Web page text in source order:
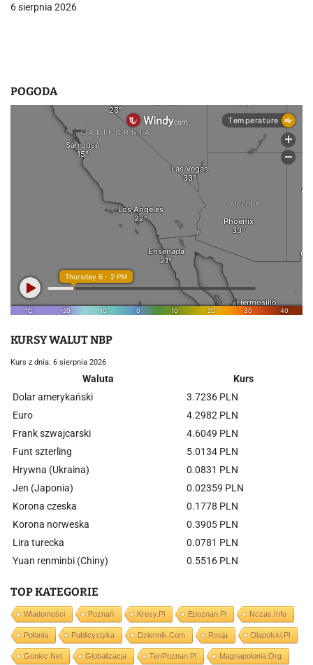
6 sierpnia 2026
POGODA
KURSY WALUT NBP
Kurs z dnia: 6 sierpnia 2026
Waluta
Kurs
Dolar amerykański
3.7236 PLN
Euro
4.2982 PLN
Frank szwajcarski
4.6049 PLN
Funt szterling
5.0134 PLN
Hrywna (Ukraina)
0.0831 PLN
Jen (Japonia)
0.02359 PLN
Korona czeska
0.1778 PLN
Korona norweska
0.3905 PLN
Lira turecka
0.0781 PLN
Yuan renminbi (Chiny)
0.5516 PLN
TOP KATEGORIE
Wiadomości Poznań Kresy.pl Epoznan.pl Nczas.info
Polonia Publicystyka Dziennik.com Rosja Dlapolski.pl
Goniec.net Globalizacja TenPoznan.pl Magnapolonia.org